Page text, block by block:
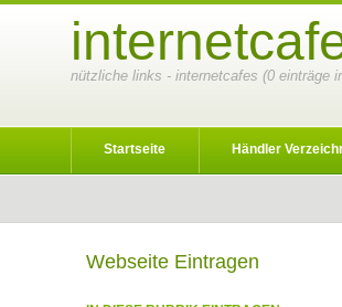
nützliche links - internetcafes (0 einträge
Startseite Händler
Webseite Eintragen